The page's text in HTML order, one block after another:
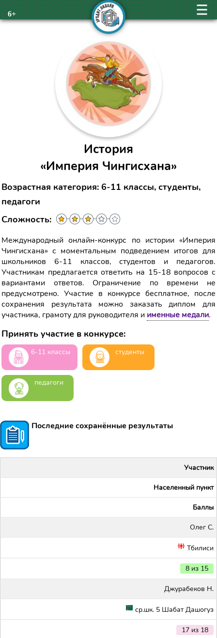
6+
История
«Империя Чингисхана»
Возрастная категория: 6-11 классы, студенты,
педагоги
Сложность:
Международный онлайн-конкурс по истории «Империя
Чингисхана» с моментальным подведением итогов для
школьников 6-11 классов, студентов и педагогов.
Участникам предлагается ответить на 15-18 вопросов с
вариантами ответов. Ограничение по времени не
предусмотрено. Участие в конкурсе бесплатное, после
сохранения результата можно заказать диплом для
участника, грамоту для руководителя и именные медали.
Принять участие в конкурсе:
6-11 классы студенты
педагоги
Последние сохранённые результаты
Участник
Населенный пункт
Баллы
Олег С.
Тбилиси
8 из 15
Джурабеков Н.
ср.шк. 5 Шабат Дашогуз
17 из 18